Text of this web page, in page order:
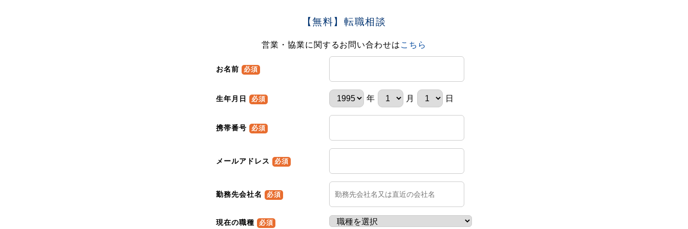
【無料】転職相談
営業・協業に関するお問い合わせは こちら
お名前 必須
生年月日 必須 年 月 日
携帯番号 必須
メールアドレス 必須
勤務先会社名 必須
現在の職種 必須